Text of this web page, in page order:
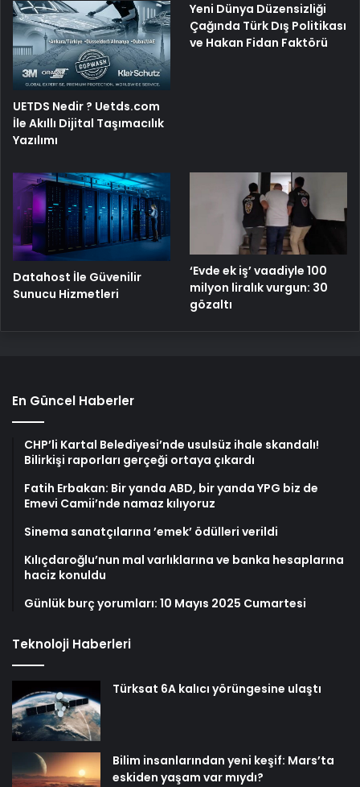
UETDS Nedir ? Uetds.com
İle Akıllı Dijital Taşımacılık
Yazılımı
Yeni Dünya Düzensizliği
Çağında Türk Dış Politikası
ve Hakan Fidan Faktörü
Datahost İle Güvenilir
Sunucu Hizmetleri
‘Evde ek iş’ vaadiyle 100
milyon liralık vurgun: 30
gözaltı
En Güncel Haberler
CHP’li Kartal Belediyesi’nde usulsüz ihale skandalı!
Bilirkişi raporları gerçeği ortaya çıkardı
Fatih Erbakan: Bir yanda ABD, bir yanda YPG biz de
Emevi Camii’nde namaz kılıyoruz
Sinema sanatçılarına ’emek’ ödülleri verildi
Kılıçdaroğlu’nun mal varlıklarına ve banka hesaplarına
haciz konuldu
Günlük burç yorumları: 10 Mayıs 2025 Cumartesi
Teknoloji Haberleri
Türksat 6A kalıcı yörüngesine ulaştı
Bilim insanlarından yeni keşif: Mars’ta
eskiden yaşam var mıydı?